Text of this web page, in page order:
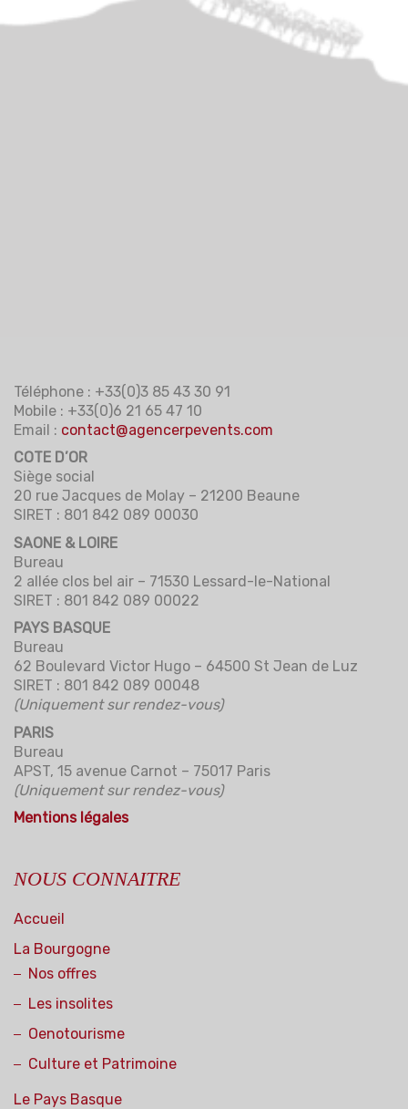
Téléphone : +33(0)3 85 43 30 91
Mobile : +33(0)6 21 65 47 10
Email : contact@agencerpevents.com
COTE D’OR
Siège social
20 rue Jacques de Molay – 21200 Beaune
SIRET : 801 842 089 00030
SAONE & LOIRE
Bureau
2 allée clos bel air – 71530 Lessard-le-National
SIRET : 801 842 089 00022
PAYS BASQUE
Bureau
62 Boulevard Victor Hugo – 64500 St Jean de Luz
SIRET : 801 842 089 00048
(Uniquement sur rendez-vous)
PARIS
Bureau
APST, 15 avenue Carnot – 75017 Paris
(Uniquement sur rendez-vous)
Mentions légales
NOUS CONNAITRE
Accueil
La Bourgogne
Nos offres
Les insolites
Oenotourisme
Culture et Patrimoine
Le Pays Basque